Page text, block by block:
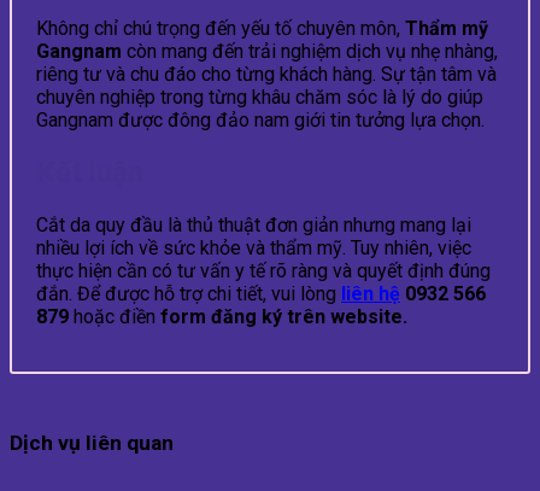
Không chỉ chú trọng đến yếu tố chuyên môn, Thẩm mỹ
Gangnam còn mang đến trải nghiệm dịch vụ nhẹ nhàng,
riêng tư và chu đáo cho từng khách hàng. Sự tận tâm và
chuyên nghiệp trong từng khâu chăm sóc là lý do giúp
Gangnam được đông đảo nam giới tin tưởng lựa chọn.
Cắt da quy đầu là thủ thuật đơn giản nhưng mang lại
nhiều lợi ích về sức khỏe và thẩm mỹ. Tuy nhiên, việc
thực hiện cần có tư vấn y tế rõ ràng và quyết định đúng
đắn. Để được hỗ trợ chi tiết, vui lòng liên hệ 0932 566
879 hoặc điền form đăng ký trên website.
Dịch vụ liên quan